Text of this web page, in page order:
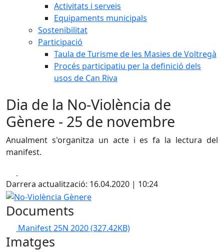
Activitats i serveis
Equipaments municipals
Sostenibilitat
Participació
Taula de Turisme de les Masies de Voltregà
Procés participatiu per la definició dels
usos de Can Riva
Dia de la No-Violència de
Gènere - 25 de novembre
Anualment s'organitza un acte i es fa la lectura del
manifest.
Darrera actualització: 16.04.2020 | 10:24
No-Violència Gènere
Documents
Manifest 25N 2020(327.42KB)
Imatges